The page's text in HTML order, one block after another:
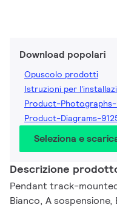
Download popolari
Opuscolo prodotti
Istruzioni per
Product-Photographs-
Product-Diagrams-
Seleziona e
Descrizione
Pendant track-
Bianco, A